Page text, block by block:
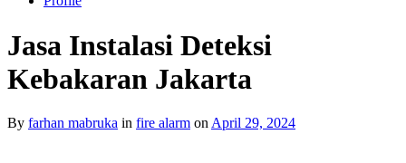
Jasa Instalasi Deteksi
Kebakaran Jakarta
By farhan mabruka in fire alarm on April 29, 2024